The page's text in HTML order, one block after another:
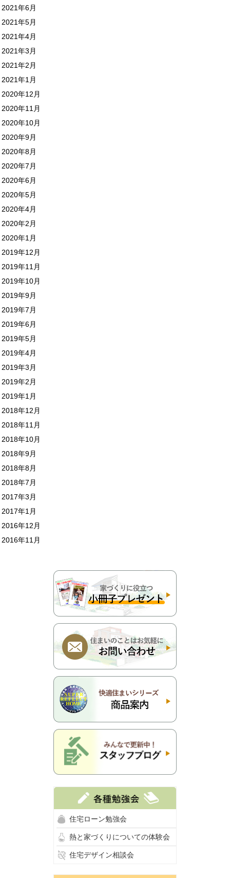
2021年6月
2021年5月
2021年4月
2021年3月
2021年2月
2021年1月
2020年12月
2020年11月
2020年10月
2020年9月
2020年8月
2020年7月
2020年6月
2020年5月
2020年4月
2020年2月
2020年1月
2019年12月
2019年11月
2019年10月
2019年9月
2019年7月
2019年6月
2019年5月
2019年4月
2019年3月
2019年2月
2019年1月
2018年12月
2018年11月
2018年10月
2018年9月
2018年8月
2018年7月
2017年3月
2017年1月
2016年12月
2016年11月
住宅ローン勉強会
熱と家づくりについての体験会
住宅デザイン相談会